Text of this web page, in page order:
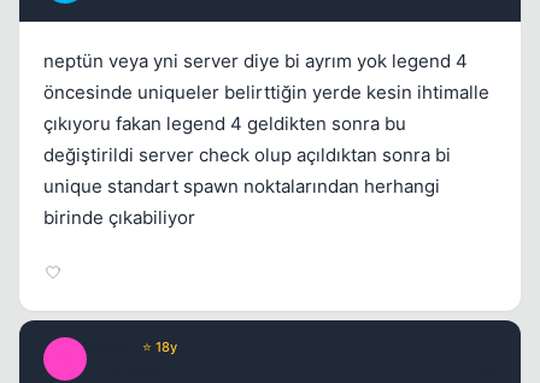
neptün veya yni server diye bi ayrım yok legend 4
öncesinde uniqueler belirttiğin yerde kesin ihtimalle
çıkıyoru fakan legend 4 geldikten sonra bu
değiştirildi server check olup açıldıktan sonra bi
unique standart spawn noktalarından herhangi
birinde çıkabiliyor
⭐ 18y